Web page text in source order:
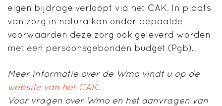
eigen bijdrage verloopt via het CAK. In plaats
van zorg in natura kan onder bepaalde
voorwaarden deze zorg ook geleverd worden
met een persoonsgebonden budget (Pgb).
Meer informatie over de Wmo vindt u op de
website van het CAK.
Voor vragen over Wmo en het aanvragen van